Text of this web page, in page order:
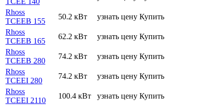
Rhoss
TCEEB 155
50.2 кВт узнать цену Купить
Rhoss
TCEEB 165
62.2 кВт узнать цену Купить
Rhoss
TCEEB 280
74.2 кВт узнать цену Купить
Rhoss
TCEEI 280
74.2 кВт узнать цену Купить
Rhoss
TCEEI 2110
100.4 кВт узнать цену Купить